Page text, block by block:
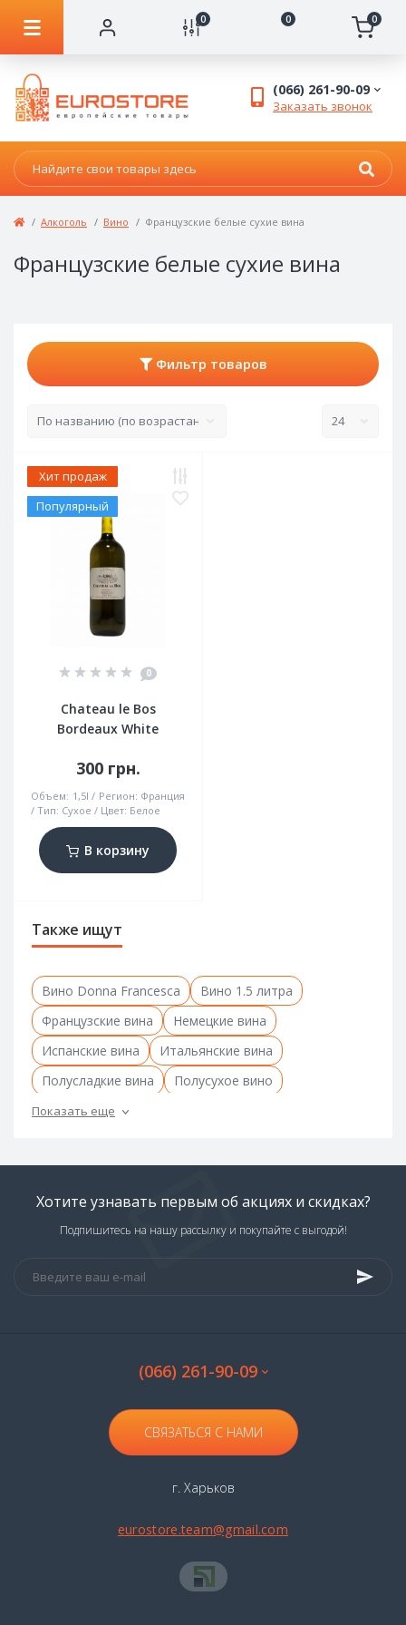
0 0 0
(066) 261-90-09
Заказать звонок
Алкоголь Вино Французские белые сухие вина
Французские белые сухие вина
Фильтр товаров
Хит продаж
Популярный
0
Chateau le Bos
Bordeaux White
300 грн.
Объем: 1,5l Регион: Франция
Тип: Сухое Цвет: Белое
В корзину
Также ищут
Вино Donna Francesca
Вино 1.5 литра
Французские вина
Немецкие вина
Испанские вина
Итальянские вина
Полусладкие вина
Полусухое вино
Сладкие вина
Итальянское сухое вино
Белые сухие вина
Французские белые сухие вина
Испанское белое сухое вино
Итальянское сухое красное вино
Французские белые вина
Белое немецкое вино
Испанские белые вина
Итальянские белые вина
Красные итальянские вина
Розовое вино
Показать еще
Хотите узнавать первым об акциях и скидках?
Подпишитесь на нашу рассылку и покупайте с выгодой!
(066) 261-90-09
СВЯЗАТЬСЯ С НАМИ
г. Харьков
eurostore.team@gmail.com